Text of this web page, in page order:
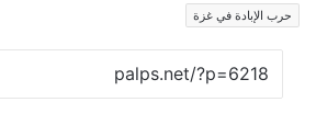
حرب الإبادة في غزة